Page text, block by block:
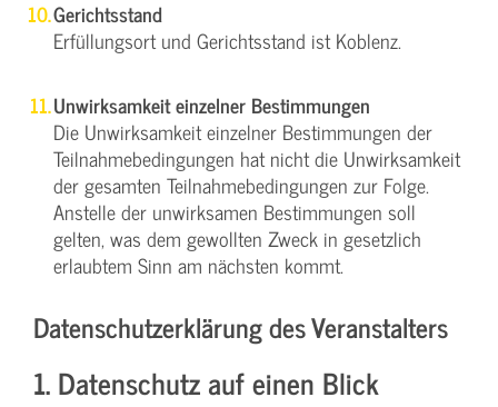
Gerichtsstand
Erfüllungsort und Gerichtsstand ist Koblenz.
Unwirksamkeit einzelner Bestimmungen
Die Unwirksamkeit einzelner Bestimmungen der
Teilnahmebedingungen hat nicht die Unwirksamkeit
der gesamten Teilnahmebedingungen zur Folge.
Anstelle der unwirksamen Bestimmungen soll
gelten, was dem gewollten Zweck in gesetzlich
erlaubtem Sinn am nächsten kommt.
Datenschutzerklärung des Veranstalters
1. Datenschutz auf einen Blick